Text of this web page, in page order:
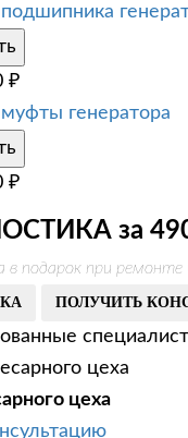
₽
генератора
₽
за
в подарок при
ПОЛУЧИТЬ
цеха